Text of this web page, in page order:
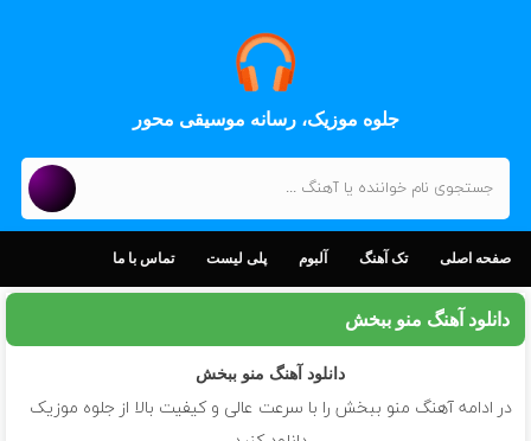
جلوه موزیک، رسانه موسیقی محور
صفحه اصلی تک آهنگ آلبوم پلی لیست تماس با ما
دانلود آهنگ منو ببخش
دانلود آهنگ منو ببخش
در ادامه آهنگ منو ببخش را با سرعت عالی و کیفیت بالا از جلوه موزیک